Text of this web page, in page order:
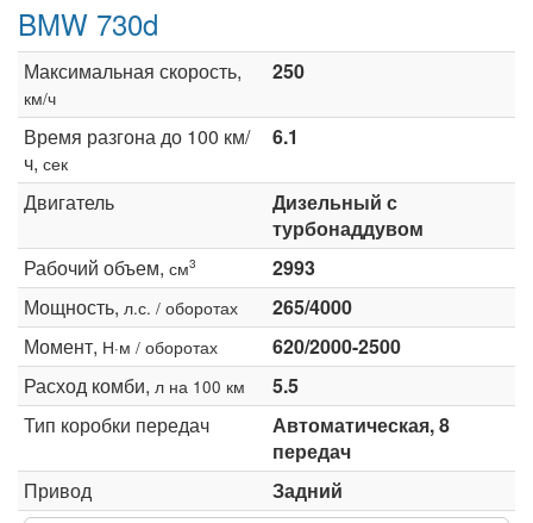
BMW 730d
Максимальная скорость,
км/ч
250
Время разгона до 100 км/
ч, сек
6.1
Двигатель
Дизельный с
турбонаддувом
Рабочий объем, см3
2993
Мощность, л.с. / оборотах
265/4000
Момент, Н·м / оборотах
620/2000-2500
Расход комби, л на 100 км
5.5
Тип коробки передач
Автоматическая, 8
передач
Привод
Задний